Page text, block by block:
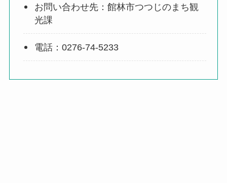
お問い合わせ先：館林市つつじのまち観
光課
電話：0276-74-5233